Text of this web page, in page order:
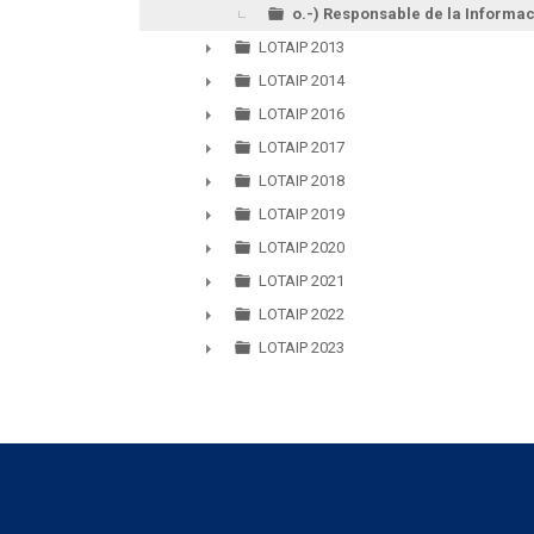
o.-) Responsable de la
►
LOTAIP 2013
►
LOTAIP 2014
►
LOTAIP 2016
►
LOTAIP 2017
►
LOTAIP 2018
►
LOTAIP 2019
►
LOTAIP 2020
►
LOTAIP 2021
►
LOTAIP 2022
LOTAIP 2023